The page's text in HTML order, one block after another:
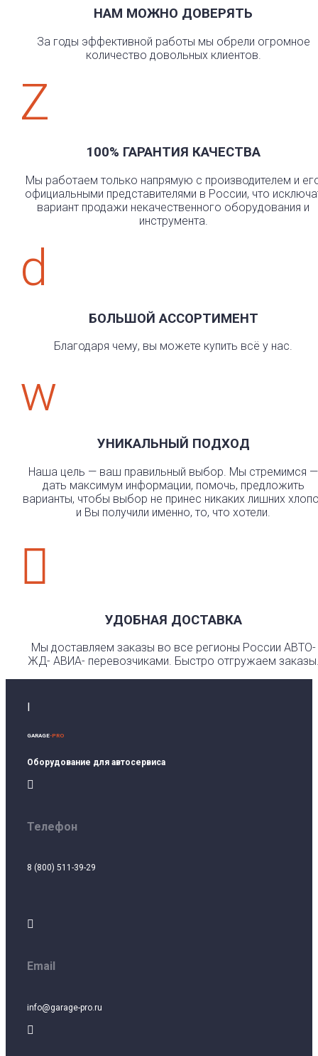
НАМ МОЖНО ДОВЕРЯТЬ
За годы эффективной работы мы обрели огромное
количество довольных клиентов.
Z
100% ГАРАНТИЯ КАЧЕСТВА
Мы работаем только напрямую с производителем и
официальными представителями в России, что
вариант продажи некачественного оборудования и
инструмента.
d
БОЛЬШОЙ АССОРТИМЕНТ
Благодаря чему, вы можете купить всё у нас.
w
УНИКАЛЬНЫЙ ПОДХОД
Наша цель — ваш правильный выбор. Мы стремимся —
дать максимум информации, помочь, предложить
варианты, чтобы выбор не принес никаких лишних
и Вы получили именно, то, что хотели.

УДОБНАЯ ДОСТАВКА
Мы доставляем заказы во все регионы России АВТО-
ЖД- АВИА- перевозчиками. Быстро отгружаем
GARAGE-PRO
Оборудование для автосервиса

Телефон
8 (800) 511-39-29

Email
info@garage-pro.ru
